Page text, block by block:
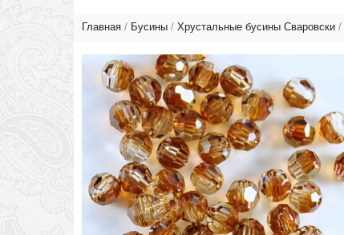
Главная / Бусины / Хрустальные бусины Сваровски /